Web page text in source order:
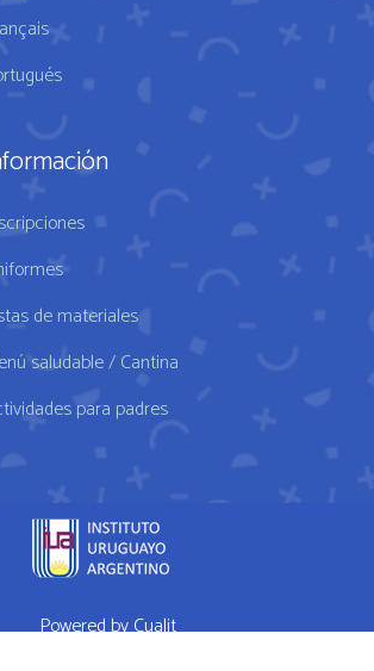
de materiales
saludable / Cantina
para padres
Powered byCualit